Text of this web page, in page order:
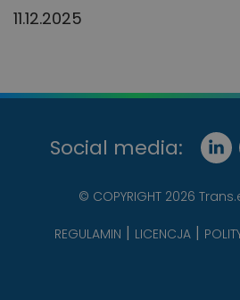
11.12.2025
Social media:
© COPYRIGHT 2026
REGULAMIN LICENCJA